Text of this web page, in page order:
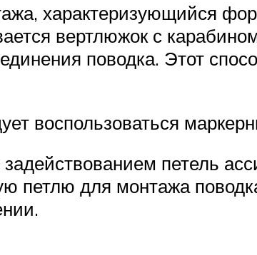
характеризующийся
вертлюжок с
поводка. Этот
воспользоваться
петель
петлю для монтажа